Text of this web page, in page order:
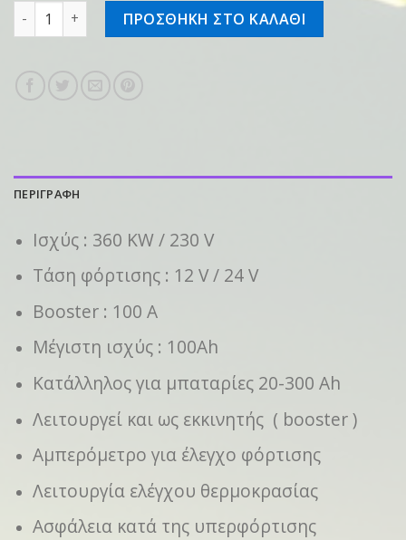
Φορτιστής Και Εκκινητής Μπαταριών 12V - 24V GEOTEC
ΠΡΟΣΘΗΚΗ ΣΤΟ ΚΑΛΑΘΙ
ΠΕΡΙΓΡΑΦΗ
Ισχύς : 360 KW / 230 V
Τάση φόρτισης : 12 V / 24 V
Booster : 100 Α
Μέγιστη ισχύς : 100Ah
Κατάλληλος για μπαταρίες 20-300 Ah
Λειτουργεί και ως εκκινητής ( booster )
Αμπερόμετρο για έλεγχο φόρτισης
Λειτουργία ελέγχου θερμοκρασίας
Ασφάλεια κατά της υπερφόρτισης